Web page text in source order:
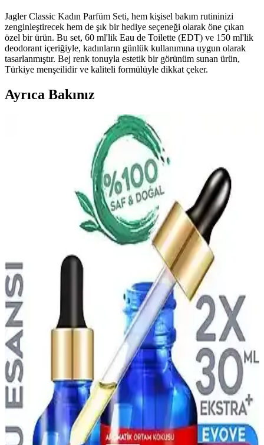
Jagler Classic Kadın Parfüm Seti, hem kişisel bakım rutininizi
zenginleştirecek hem de şık bir hediye seçeneği olarak öne çıkan
özel bir ürün. Bu set, 60 ml'lik Eau de Toilette (EDT) ve 150 ml'lik
deodorant içeriğiyle, kadınların günlük kullanımına uygun olarak
tasarlanmıştır. Bej renk tonuyla estetik bir görünüm sunan ürün,
Türkiye menşeilidir ve kaliteli formülüyle dikkat çeker.
Ayrıca Bakınız
Afro Dynamic Parfüm: Uygun Fiyatlı ve Etkileyici
Kokusu ile Günlük Kullanım İçin Ideal
Afro Dynamic parfüm, uygun fiyatı ve etkileyici kokusuyla günlük
kullanım için ideal. Uzun süre dayanıklı, canlı ve çekici bir koku
deneyimi sunar, her mevsim ve ortamda tercih edilebilir.
Afrodizyak Etkili Parfümler: Cazibenizi Artıran
Doğal ve Çekici Kokular
Afrodizyak etkili parfümler, cinsel arzuyu ve çekiciliği artırmak için
doğal bileşenler ve özel notalar içerir. Doğru seçim ve kullanım ile
kişisel cazibenizi güçlendirebilirsiniz.
Lancome Tresor Edp 100 Ml Kadın Parfümü: Zarif
ve Kalıcı Odunsu Çiçeksi Koku Deneyimi
Lancome Tresor Edp 100 ml, odunsu ve çiçeksi notalarıyla kalıcı ve
şık bir kadın parfümüdür. Ferah yapısı ve uzun süreli etkisiyle
günlük ve özel kullanımlar için ideal bir seçenek sunar.
Afro Dynamic Parfüm Kalıcılığı Hakkında Bilgi ve
Etkileyen Faktörler
Afro Dynamic parfümünün kalıcılığı hakkında net bilgiler olmasa
da, koku notaları, formülasyon ve kullanım koşulları gibi faktörler
kalıcılığı etkiler. Doğru saklama ve uygulama ile performans
artırılabilir.